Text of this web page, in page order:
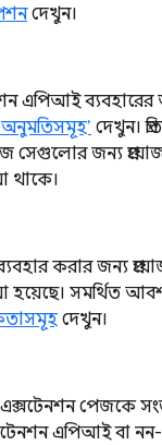
দেখুন।
এপিআই
দেখুন।
সেগুলোর জন্য
থাকে।
করার জন্য
হয়েছে। সমর্থিত
দেখুন।
পেজকে
এপিআই বা নন-